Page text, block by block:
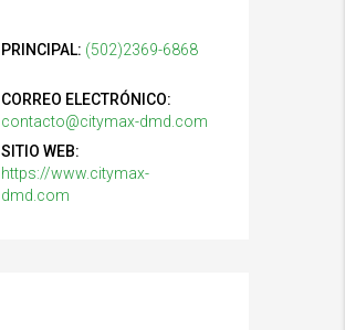
PRINCIPAL: (502)2369-6868
CORREO ELECTRÓNICO:
contacto@citymax-dmd.com
SITIO WEB:
https://www.citymax-
dmd.com